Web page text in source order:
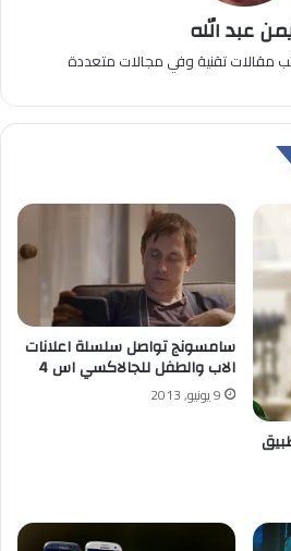
عبد الله
مقالات تقنية وفي مجالات متعددة
اس 4 – تطبيق
سامسونج تواصل سلسلة اعلانات
الاب والطفل للجالاكسي اس 4
9 يونيو, 2013